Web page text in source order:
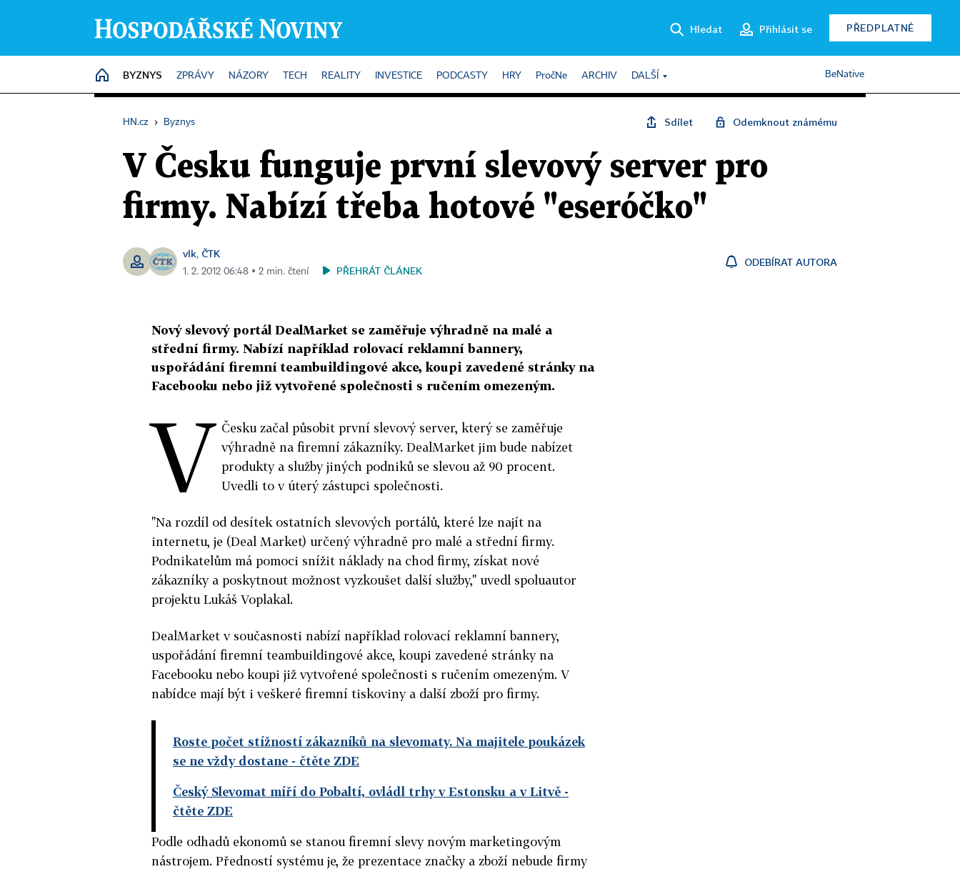
Hledat Přihlásit se PŘEDPLATNÉ
HOME
BYZNYS ZPRÁVY NÁZORY TECH REALITY INVESTICE PODCASTY HRY PročNe ARCHIV DALŠÍ BeNative
HN.cz › Byznys Sdílet Odemknout známému
V Česku funguje první slevový server pro
firmy. Nabízí třeba hotové "eseróčko"
vlk, ČTK
1. 2. 2012 06:48 ▪ 2 min. čtení PŘEHRÁT ČLÁNEK
ODEBÍRAT AUTORA
Nový slevový portál DealMarket se zaměřuje výhradně na malé a
střední firmy. Nabízí například rolovací reklamní bannery,
uspořádání firemní teambuildingové akce, koupi zavedené stránky na
Facebooku nebo již vytvořené společnosti s ručením omezeným.
V Česku začal působit první slevový server, který se zaměřuje
výhradně na firemní zákazníky. DealMarket jim bude nabízet
produkty a služby jiných podniků se slevou až 90 procent.
Uvedli to v úterý zástupci společnosti.
"Na rozdíl od desítek ostatních slevových portálů, které lze najít na
internetu, je (Deal Market) určený výhradně pro malé a střední firmy.
Podnikatelům má pomoci snížit náklady na chod firmy, získat nové
zákazníky a poskytnout možnost vyzkoušet další služby," uvedl spoluautor
projektu Lukáš Voplakal.
DealMarket v současnosti nabízí například rolovací reklamní bannery,
uspořádání firemní teambuildingové akce, koupi zavedené stránky na
Facebooku nebo koupi již vytvořené společnosti s ručením omezeným. V
nabídce mají být i veškeré firemní tiskoviny a další zboží pro firmy.
Roste počet stížností zákazníků na slevomaty. Na majitele poukázek
se ne vždy dostane - čtěte ZDE
Český Slevomat míří do Pobaltí, ovládl trhy v Estonsku a v Litvě -
čtěte ZDE
Podle odhadů ekonomů se stanou firemní slevy novým marketingovým
nástrojem. Předností systému je, že prezentace značky a zboží nebude firmy